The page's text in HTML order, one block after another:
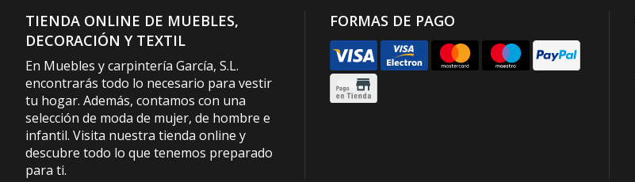
TIENDA ONLINE DE MUEBLES,
DECORACIÓN Y TEXTIL
En Muebles y carpintería García, S.L.
encontrarás todo lo necesario para vestir
tu hogar. Además, contamos con una
selección de moda de mujer, de hombre e
infantil. Visita nuestra tienda online y
descubre todo lo que tenemos preparado
para ti.
FORMAS DE PAGO